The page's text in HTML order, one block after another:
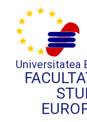
Universitatea